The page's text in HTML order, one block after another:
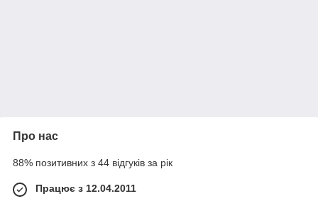
Про нас
88% позитивних з 44 відгуків за рік
Працює з 12.04.2011